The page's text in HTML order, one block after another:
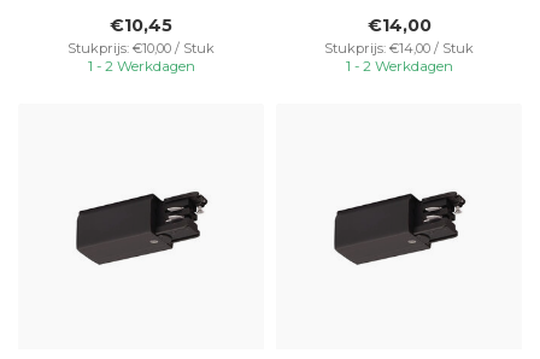
zorg...
€10,45
Stukprijs: €10,00 / Stuk
1 - 2 Werkdagen
onderdeel dat...
€14,00
Stukprijs: €14,00 / Stuk
1 - 2 Werkdagen